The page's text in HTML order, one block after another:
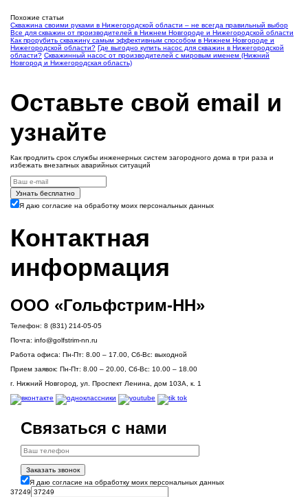
Похожие статьи
Скважина своими руками в Нижегородской области – не всегда правильный выбор
Все для скважин от производителей в Нижнем Новгороде и Нижегородской области
Как прорубить скважину самым эффективным способом в Нижнем Новгороде и
Нижегородской области? Где выгодно купить насос для скважин в Нижегородской
области? Скважинный насос от производителей с мировым именем (Нижний
Новгород и Нижегородская область)
Оставьте свой email и
узнайте
Как продлить срок службы инженерных систем загородного дома в три раза и
избежать внезапных аварийных ситуаций
Узнать бесплатно
Я даю согласие на обработку моих персональных данных
Контактная
информация
ООО «Гольфстрим-НН»
Телефон: 8 (831) 214-05-05
Почта: info@golfstrim-nn.ru
Работа офиса: Пн-Пт: 8.00 – 17.00, Сб-Вс: выходной
Прием заявок: Пн-Пт: 8.00 – 20.00, Сб-Вс: 10.00 – 18.00
г. Нижний Новгород, ул. Проспект Ленина, дом 103А, к. 1
Связаться с нами
Заказать звонок
Я даю согласие на обработку моих персональных данных
37249